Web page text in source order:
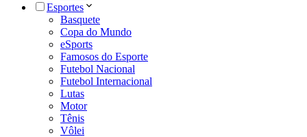
Esportes
Basquete
Copa do Mundo
eSports
Famosos do Esporte
Futebol Nacional
Futebol Internacional
Lutas
Motor
Tênis
Vôlei